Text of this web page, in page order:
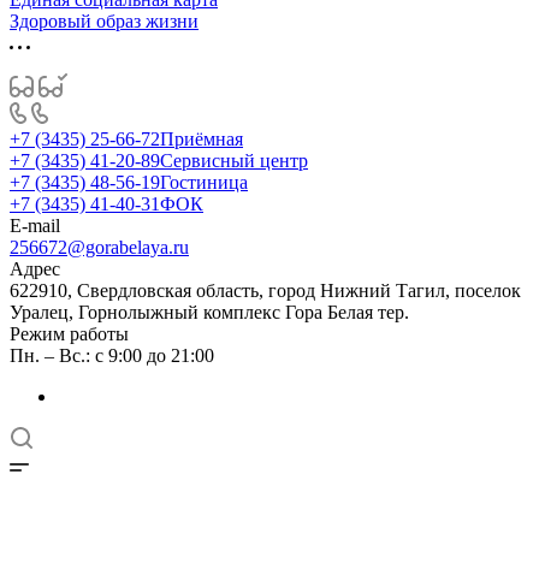
Здоровый образ жизни
+7 (3435) 25-66-72Приёмная
+7 (3435) 41-20-89Сервисный центр
+7 (3435) 48-56-19Гостиница
+7 (3435) 41-40-31ФОК
E-mail
256672@gorabelaya.ru
Адрес
622910, Свердловская область, город Нижний Тагил, поселок
Уралец, Горнолыжный комплекс Гора Белая тер.
Режим работы
Пн. – Вс.: с 9:00 до 21:00